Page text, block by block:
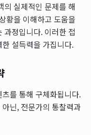
의 실제적인 문제를 해
황을 이해하고 도움을
과정입니다. 이러한 접
설득력을 가집니다.
츠를 통해 구체화됩니다.
닌, 전문가의 통찰력과